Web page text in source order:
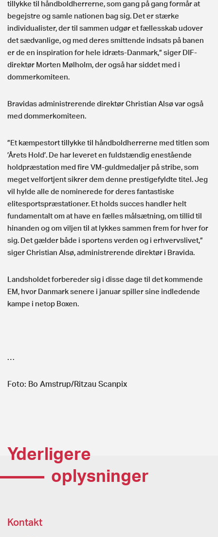
tillykke til håndboldherrerne, som gang på gang formår at
begejstre og samle nationen bag sig. Det er stærke
individualister, der til sammen udgør et fællesskab udover
det sædvanlige, og med deres smittende indsats på banen
er de en inspiration for hele idræts-Danmark,” siger DIF-
direktør Morten Mølholm, der også har siddet med i
dommerkomiteen.
Bravidas administrerende direktør Christian Alsø var også
med dommerkomiteen.
”Et kæmpestort tillykke til håndboldherrerne med titlen som
’Årets Hold’. De har leveret en fuldstændig enestående
holdpræstation med fire VM-guldmedaljer på stribe, som
meget velfortjent sikrer dem denne prestigefyldte titel. Jeg
vil hylde alle de nominerede for deres fantastiske
elitesportspræstationer. Et holds succes handler helt
fundamentalt om at have en fælles målsætning, om tillid til
hinanden og om viljen til at lykkes sammen frem for hver for
sig. Det gælder både i sportens verden og i erhvervslivet,”
siger Christian Alsø, administrerende direktør i Bravida.
Landsholdet forbereder sig i disse dage til det kommende
EM, hvor Danmark senere i januar spiller sine indledende
kampe i netop Boxen.
…
Foto: Bo Amstrup/Ritzau Scanpix
Yderligere
oplysninger
Kontakt